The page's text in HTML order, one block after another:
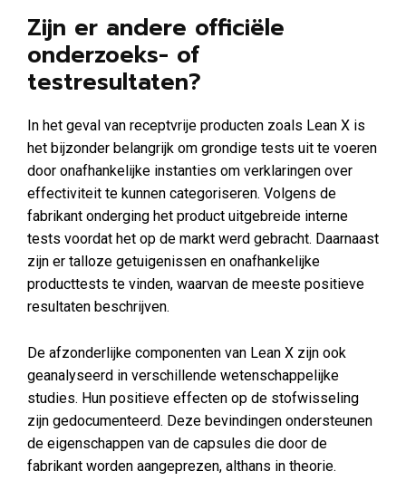
Zijn er andere officiële
onderzoeks- of
testresultaten?
In het geval van receptvrije producten zoals Lean X is
het bijzonder belangrijk om grondige tests uit te voeren
door onafhankelijke instanties om verklaringen over
effectiviteit te kunnen categoriseren. Volgens de
fabrikant onderging het product uitgebreide interne
tests voordat het op de markt werd gebracht. Daarnaast
zijn er talloze getuigenissen en onafhankelijke
producttests te vinden, waarvan de meeste positieve
resultaten beschrijven.
De afzonderlijke componenten van Lean X zijn ook
geanalyseerd in verschillende wetenschappelijke
studies. Hun positieve effecten op de stofwisseling
zijn gedocumenteerd. Deze bevindingen ondersteunen
de eigenschappen van de capsules die door de
fabrikant worden aangeprezen, althans in theorie.